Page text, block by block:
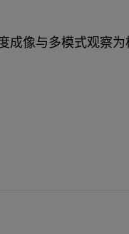
成像与多模式观察为